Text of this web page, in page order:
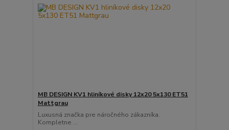
MB DESIGN KV1 hliníkové disky 12x20 5x130 ET51
Mattgrau
Luxusná značka pre náročného zákazníka.
Kompletne ...